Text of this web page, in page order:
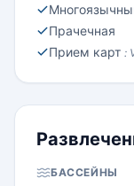
Прачечная
Прием карт :
БАССЕЙНЫ